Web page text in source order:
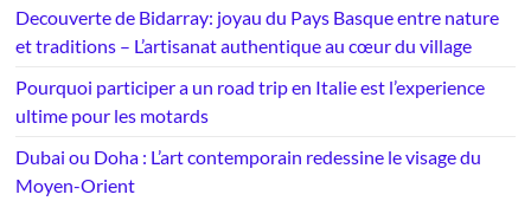
Decouverte de Bidarray: joyau du Pays Basque entre nature
et traditions – L’artisanat authentique au cœur du village
Pourquoi participer a un road trip en Italie est l’experience
ultime pour les motards
Dubai ou Doha : L’art contemporain redessine le visage du
Moyen-Orient